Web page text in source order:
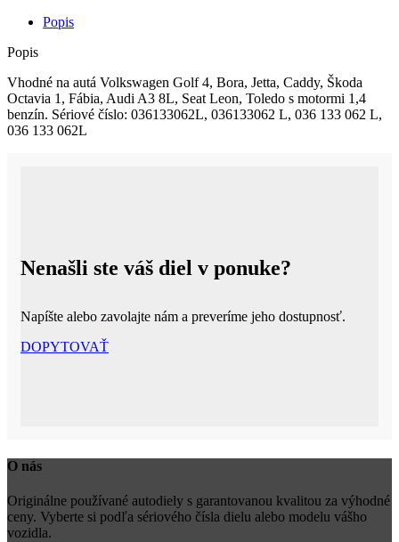
OCTAVIA
AUDI
LEON
1.4
ŠKRTIACA
KLAPKA
Popis
Popis
Vhodné na autá Volkswagen Golf 4, Bora, Jetta, Caddy, Škoda
Octavia 1, Fábia, Audi A3 8L, Seat Leon, Toledo s motormi 1,4
benzín. Sériové číslo: 036133062L, 036133062 L, 036 133 062 L,
036 133 062L
Nenašli ste váš diel v ponuke?
Napíšte alebo zavolajte nám a preveríme jeho dostupnosť.
DOPYTOVAŤ
O nás
Originálne používané autodiely s garantovanou kvalitou za výhodné
ceny. Vyberte si podľa sériového čísla dielu alebo modelu vášho
vozidla.